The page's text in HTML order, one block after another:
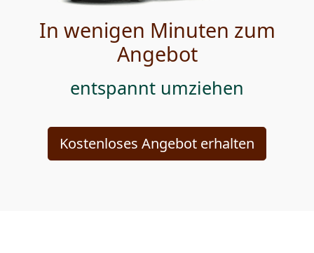
In wenigen Minuten zum
Angebot
entspannt umziehen
Kostenloses Angebot erhalten